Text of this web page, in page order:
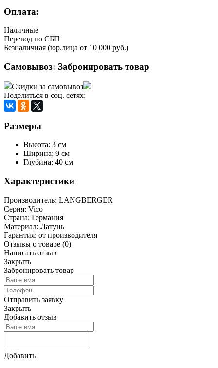
Оплата:
Наличные
Перевод по СБП
Безналичная (юр.лица от 10 000 руб.)
Самовывоз: Забронировать товар
Скидки за самовывоз
Поделиться в соц. сетях:
Размеры
Высота: 3 см
Ширина: 9 см
Глубина: 40 см
Характеристики
Производитель: LANGBERGER
Серия: Vico
Страна: Германия
Материал: Латунь
Гарантия: от производителя
Отзывы о товаре (0)
Написать отзыв
Закрыть
Забронировать товар
Отправить заявку
Закрыть
Добавить отзыв
Добавить